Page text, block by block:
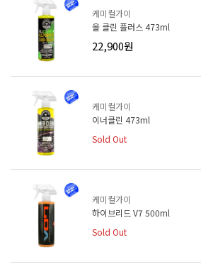
케미컬가이
올 클린 플러스 473ml
22,900원
케미컬가이
이너클린 473ml
Sold Out
케미컬가이
하이브리드 V7 500ml
Sold Out